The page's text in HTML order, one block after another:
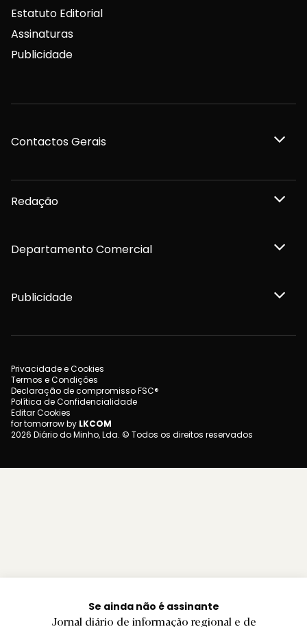
Se ainda não é assinante
Jornal diário de informação regional e de
Estatuto Editorial
Assinaturas
Publicidade
Contactos Gerais
Redação
Departamento Comercial
Publicidade
Privacidade e Cookies
Termos e Condições
Declaração de compromisso FSC®
Política de Confidencialidade
Editar Cookies
for tomorrow by LKCOM
2026 Diário do Minho, Lda. © Todos os direitos reservados